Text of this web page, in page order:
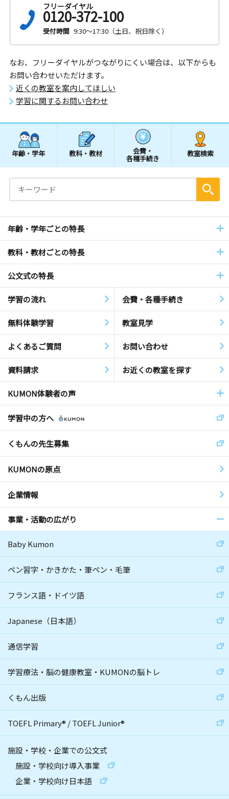
フリーダイヤル
0120-372-100
受付時間 9:30～17:30（土日、祝日除く）
なお、フリーダイヤルがつながりにくい場合は、以下からも
お問い合わせいただけます。
近くの教室を案内してほしい
学習に関するお問い合わせ
年齢・学年 教科・教材 会費・
各種手続き
教室検索
年齢・学年ごとの特長
教科・教材ごとの特長
公文式の特長
学習の流れ 会費・各種手続き
無料体験学習 教室見学
よくあるご質問 お問い合わせ
資料請求 お近くの教室を探す
KUMON体験者の声
学習中の方へ
くもんの先生募集
KUMONの原点
企業情報
事業・活動の広がり
Baby Kumon
ペン習字・かきかた・筆ペン・毛筆
フランス語・ドイツ語
Japanese（日本語）
通信学習
学習療法・脳の健康教室・KUMONの脳トレ
くもん出版
TOEFL Primary® /TOEFL Junior®
施設・学校・企業での公文式
施設・学校向け導入事業
企業・学校向け日本語